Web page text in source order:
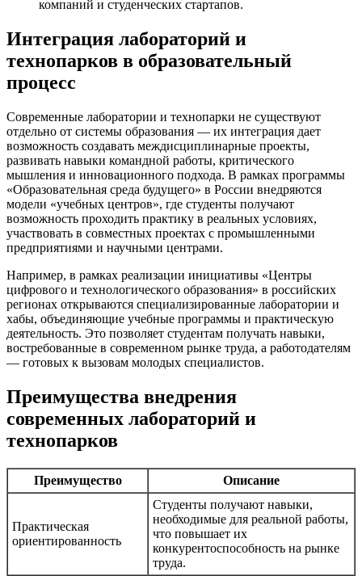
компаний и студенческих стартапов.
Интеграция лабораторий и
технопарков в образовательный
процесс
Современные лаборатории и технопарки не существуют
отдельно от системы образования — их интеграция дает
возможность создавать междисциплинарные проекты,
развивать навыки командной работы, критического
мышления и инновационного подхода. В рамках программы
«Образовательная среда будущего» в России внедряются
модели «учебных центров», где студенты получают
возможность проходить практику в реальных условиях,
участвовать в совместных проектах с промышленными
предприятиями и научными центрами.
Например, в рамках реализации инициативы «Центры
цифрового и технологического образования» в российских
регионах открываются специализированные лаборатории и
хабы, объединяющие учебные программы и практическую
деятельность. Это позволяет студентам получать навыки,
востребованные в современном рынке труда, а работодателям
— готовых к вызовам молодых специалистов.
Преимущества внедрения
современных лабораторий и
технопарков
Преимущество Описание
Практическая
ориентированность
Студенты получают навыки,
необходимые для реальной работы,
что повышает их
конкурентоспособность на рынке
труда.